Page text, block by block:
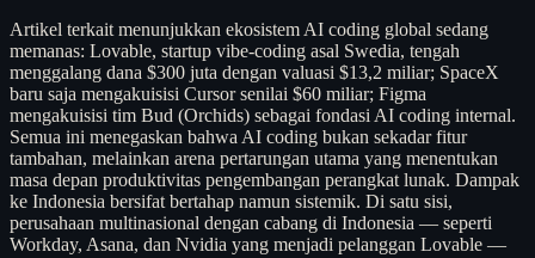
Artikel terkait menunjukkan ekosistem AI coding global sedang
memanas: Lovable, startup vibe-coding asal Swedia, tengah
menggalang dana $300 juta dengan valuasi $13,2 miliar; SpaceX
baru saja mengakuisisi Cursor senilai $60 miliar; Figma
mengakuisisi tim Bud (Orchids) sebagai fondasi AI coding internal.
Semua ini menegaskan bahwa AI coding bukan sekadar fitur
tambahan, melainkan arena pertarungan utama yang menentukan
masa depan produktivitas pengembangan perangkat lunak. Dampak
ke Indonesia bersifat bertahap namun sistemik. Di satu sisi,
perusahaan multinasional dengan cabang di Indonesia — seperti
Workday, Asana, dan Nvidia yang menjadi pelanggan Lovable —